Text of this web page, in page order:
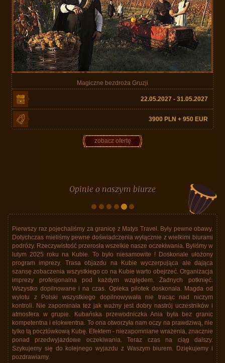
Magiczne bezdroża Gruzji
22.05.2027 - 31.05.2027
3900 PLN + 950 EUR
zobacz ofertę
Opinie o naszym biurze
Pierwszy raz pojechaliśmy za granicę z Matys Travel. Były pewne obawy.
Dotychczas mieliśmy pewne doświadczenia wyłącznie z wielkimi biurami
podróży. Rzeczywistość przerosła wszelkie nasze oczekiwania. Byliśmy w
lutym 2025 roku na Kubie. To było niesamowite ! Doskonale ułożony
program imprezy. Trasa objazdu na Kubie wyczerpująca ale dająca
szansę zobaczenia wszystkiego co na Kubie warto obejrzeć. Organizacja
imprezy profesjonalna pod każdym względem. Żadnych potknięć.
Wszystko dopilnowane i na czas. Opieka pilotek doskonała. Magda od
wylotu z Polski wszystkiego dopilnowywała nie tracąc nad niczym
kontroli. Nie zapominała też jak ważny jest dobry nastrój uczestników i
atmosfera w grupie. Kubańska przewodniczka Ania była bez granic
kompetentna i elokwentna. To ona otworzyła nam oczy na prawdziwą, nie
tylko tą pocztówkową Kubę. Efektem - niezapomniane wrażenia, znacznie
ponad przedwyjazdowe oczekiwania. Teraz czas na ciąg dalszy.
Szykujemy się do kolejnego wyjazdu z Waszym biurem. Dziękujemy i
pozdrawiamy.